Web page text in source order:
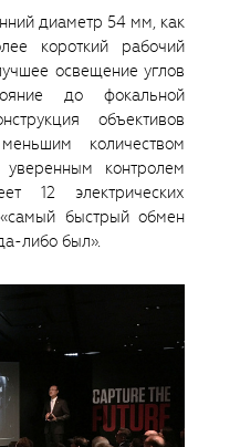
диаметр 54 мм, как
короткий рабочий
освещение углов
до фокальной
объективов
количеством
контролем
12 электрических
«самый быстрый обмен
либо был».